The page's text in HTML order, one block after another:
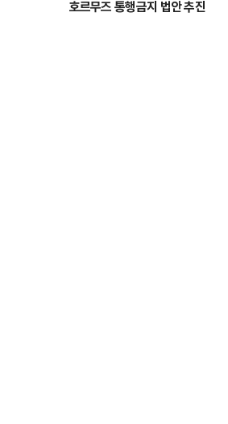
호르무즈 통행금지 법안 추진